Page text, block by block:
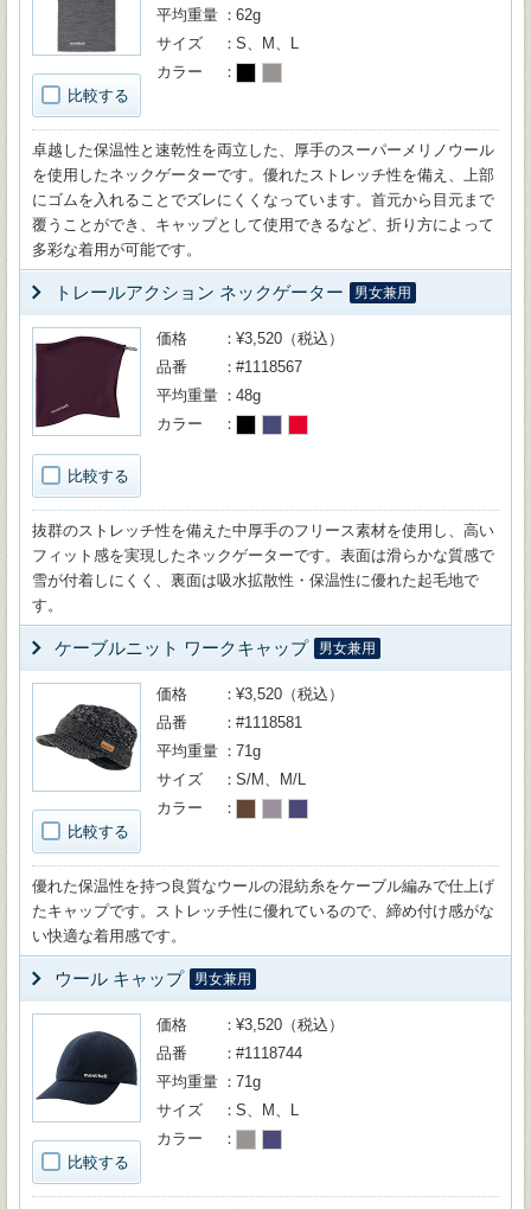
比較する
平均重量
62g
サイズ
S、M、L
カラー
卓越した保温性と速乾性を両立した、厚手のスーパーメリノウール
を使用したネックゲーターです。優れたストレッチ性を備え、上部
にゴムを入れることでズレにくくなっています。首元から目元まで
覆うことができ、キャップとして使用できるなど、折り方によって
多彩な着用が可能です。
トレールアクション ネックゲーター 男女兼用
比較する
価格
¥3,520（税込）
品番
#1118567
平均重量
48g
カラー
抜群のストレッチ性を備えた中厚手のフリース素材を使用し、高い
フィット感を実現したネックゲーターです。表面は滑らかな質感で
雪が付着しにくく、裏面は吸水拡散性・保温性に優れた起毛地で
す。
ケーブルニット ワークキャップ 男女兼用
比較する
価格
¥3,520（税込）
品番
#1118581
平均重量
71g
サイズ
S/M、M/L
カラー
優れた保温性を持つ良質なウールの混紡糸をケーブル編みで仕上げ
たキャップです。ストレッチ性に優れているので、締め付け感がな
い快適な着用感です。
ウール キャップ 男女兼用
比較する
価格
¥3,520（税込）
品番
#1118744
平均重量
71g
サイズ
S、M、L
カラー